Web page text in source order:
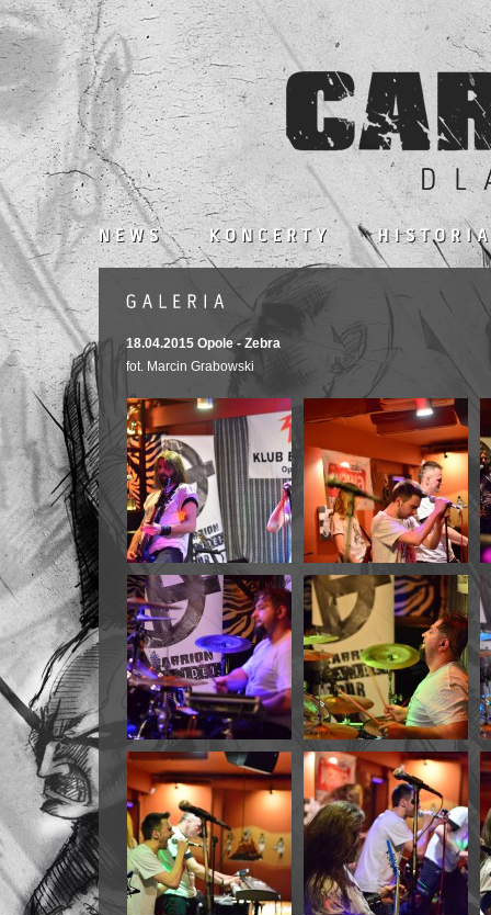
18.04.2015 Opole - Zebra
fot. Marcin Grabowski